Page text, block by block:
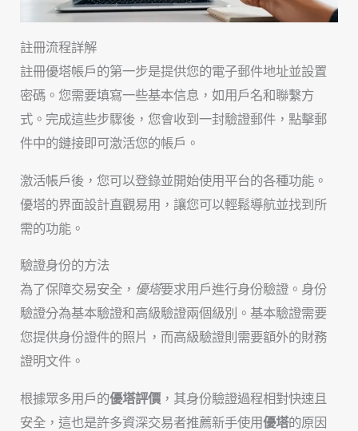
註冊流程詳解
註冊優塔帳戶的第一步是提供您的電子郵件地址並設置
密碼。您需要填寫一些基本信息，如用戶名和聯繫方
式。完成這些步驟後，您會收到一封驗證郵件，點擊郵
件中的鏈接即可激活您的帳戶。
激活帳戶後，您可以登錄並開始使用平台的各種功能。
優塔的界面設計直觀易用，讓您可以輕鬆導航並找到所
需的功能。
驗證身份的方法
為了保障交易安全， 優塔要求用戶進行身份驗證。身份
驗證分為基本驗證和高級驗證兩個級別。基本驗證需要
您提供身份證件的照片，而高級驗證則需要額外的財務
證明文件。
根據眾多用戶的優塔評價，其身份驗證過程相對快速且
安全，這也是許多資深交易者推薦新手使用優塔的原因